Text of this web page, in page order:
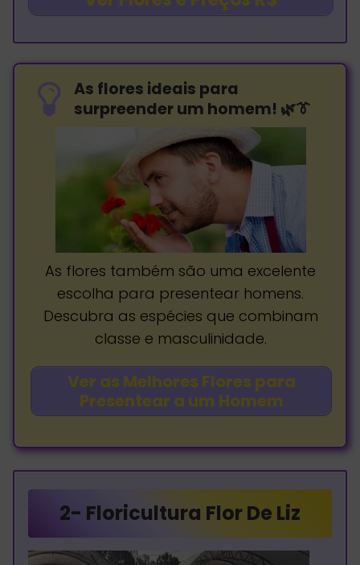
As flores ideais para
surpreender um homem! 🌿👔
As flores também são uma excelente
escolha para presentear homens.
Descubra as espécies que combinam
classe e masculinidade.
Ver as Melhores Flores para
Presentear a um Homem
2- Floricultura Flor De Liz